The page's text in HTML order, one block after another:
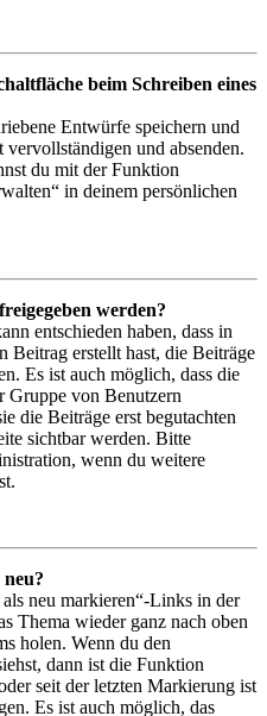
beim Schreiben eines
Entwürfe speichern und
und absenden.
du mit der Funktion
in deinem persönlichen
werden?
entschieden haben, dass in
Beitrag erstellt hast, die Beiträge
Es ist auch möglich, dass die
Gruppe von Benutzern
die Beiträge erst begutachten
sichtbar werden. Bitte
wenn du weitere
neu markieren“-Links in der
Thema wieder ganz nach oben
holen. Wenn du den
dann ist die Funktion
seit der letzten Markierung ist
Es ist auch möglich, das